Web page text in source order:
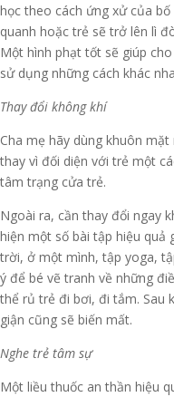
học theo cách ứng xử của
quanh hoặc trẻ sẽ trở lên lì
Một hình phạt tốt sẽ giúp
sử dụng những cách khác
Thay đổi không khí
Cha mẹ hãy dùng khuôn
thay vì đối diện với trẻ một
tâm trạng cửa trẻ.
Ngoài ra, cần thay đổi ngay
hiện một số bài tập hiệu quả
trời, ở một mình, tập yoga,
ý để bé vẽ tranh về những
thể rủ trẻ đi bơi, đi tắm. Sau
giận cũng sẽ biến mất.
Nghe trẻ tâm sự
Một liều thuốc an thần hiệu